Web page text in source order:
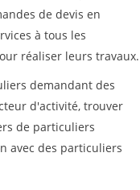
de devis en
à tous les
réaliser leurs travaux.
demandant des
d'activité, trouver
de particuliers
avec des particuliers